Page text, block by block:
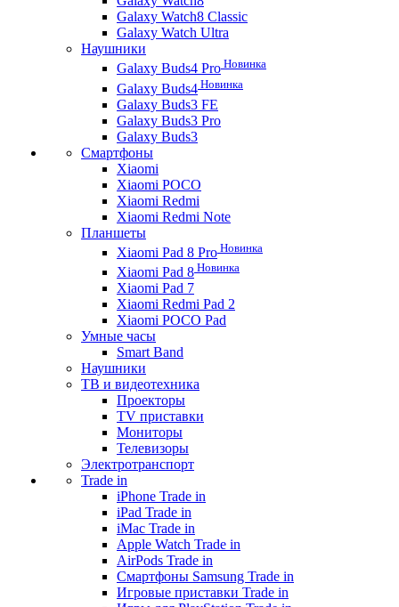
Galaxy Watch8 Classic
Galaxy Watch Ultra
Наушники
Galaxy Buds4 Pro Новинка
Galaxy Buds4 Новинка
Galaxy Buds3 FE
Galaxy Buds3 Pro
Galaxy Buds3
Смартфоны
Xiaomi
Xiaomi POCO
Xiaomi Redmi
Xiaomi Redmi Note
Планшеты
Xiaomi Pad 8 Pro Новинка
Xiaomi Pad 8 Новинка
Xiaomi Pad 7
Xiaomi Redmi Pad 2
Xiaomi POCO Pad
Умные часы
Smart Band
Наушники
ТВ и видеотехника
Проекторы
TV приставки
Мониторы
Телевизоры
Электротранспорт
Trade in
iPhone Trade in
iPad Trade in
iMac Trade in
Apple Watch Trade in
AirPods Trade in
Смартфоны Samsung Trade in
Игровые приставки Trade in